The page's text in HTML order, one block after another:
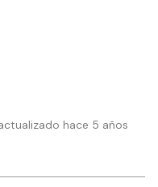
hace 5 años